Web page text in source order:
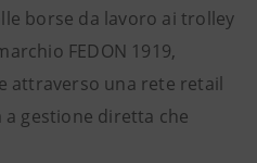
borse da lavoro ai trolley
FEDON 1919,
attraverso una rete retail
gestione diretta che